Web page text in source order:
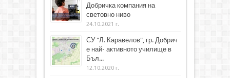
Добричка компания на
световно ниво
24.10.2021 г.
СУ "Л. Каравелов", гр. Добрич
е най- активното училище в
Бъл...
12.10.2020 г.